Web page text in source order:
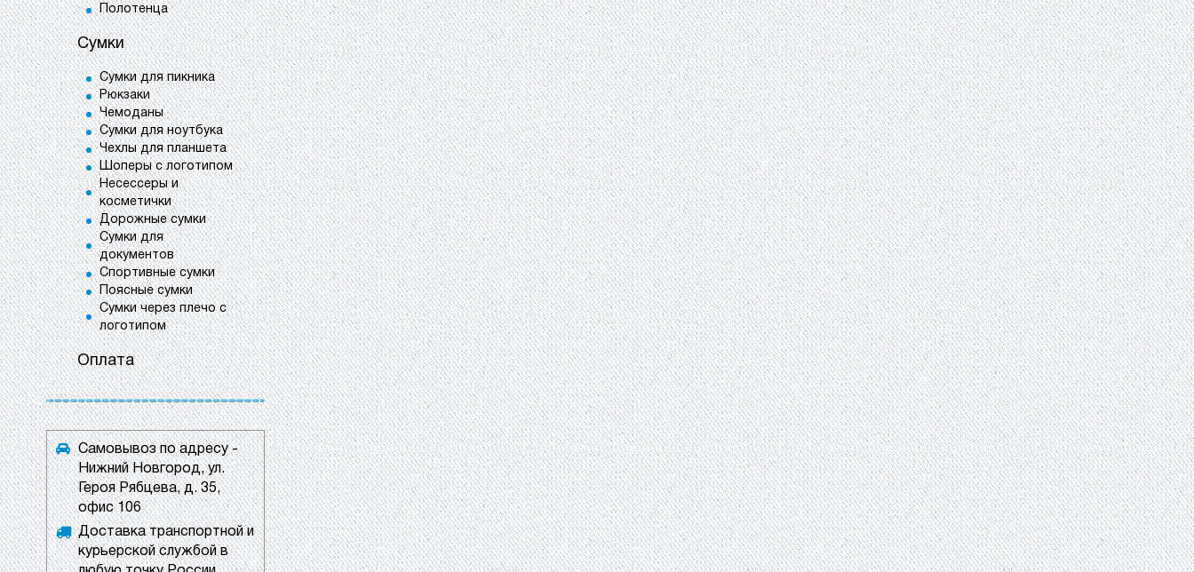
Полотенца
Сумки
Сумки для пикника
Рюкзаки
Чемоданы
Сумки для ноутбука
Чехлы для планшета
Шоперы с логотипом
Несессеры и
косметички
Дорожные сумки
Сумки для
документов
Спортивные сумки
Поясные сумки
Сумки через плечо с
логотипом
Оплата
Самовывоз по адресу -
Нижний Новгород, ул.
Героя Рябцева, д. 35,
офис 106
Доставка транспортной и
курьерской службой в